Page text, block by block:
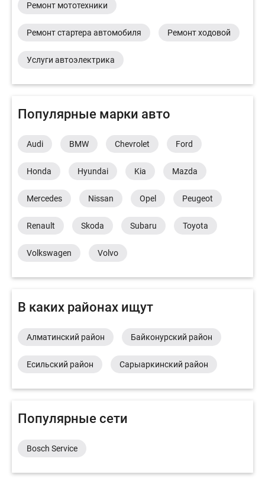
Ремонт мототехники
Ремонт стартера автомобиля Ремонт ходовой
Услуги автоэлектрика
Популярные марки авто
Audi BMW Chevrolet Ford
Honda Hyundai Kia Mazda
Mercedes Nissan Opel Peugeot
Renault Skoda Subaru Toyota
Volkswagen Volvo
В каких районах ищут
Алматинский район Байконурский район
Есильский район Сарыаркинский район
Популярные сети
Bosch Service